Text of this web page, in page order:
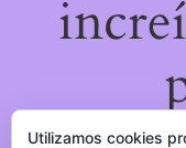
Utilizamos cookies